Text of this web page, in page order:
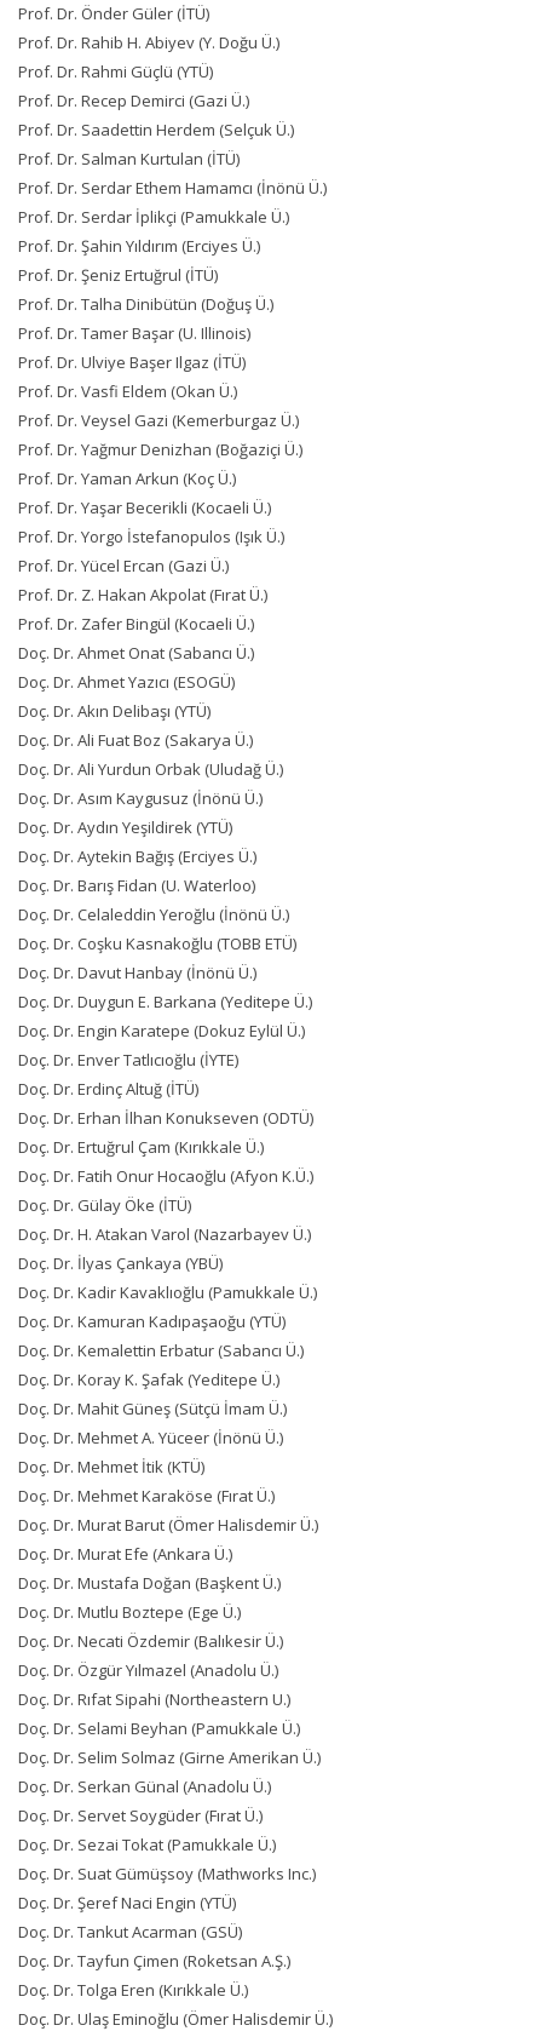
Prof. Dr. Önder Güler (İTÜ)
Prof. Dr. Rahib H. Abiyev (Y. Doğu Ü.)
Prof. Dr. Rahmi Güçlü (YTÜ)
Prof. Dr. Recep Demirci (Gazi Ü.)
Prof. Dr. Saadettin Herdem (Selçuk Ü.)
Prof. Dr. Salman Kurtulan (İTÜ)
Prof. Dr. Serdar Ethem Hamamcı (İnönü Ü.)
Prof. Dr. Serdar İplikçi (Pamukkale Ü.)
Prof. Dr. Şahin Yıldırım (Erciyes Ü.)
Prof. Dr. Şeniz Ertuğrul (İTÜ)
Prof. Dr. Talha Dinibütün (Doğuş Ü.)
Prof. Dr. Tamer Başar (U. Illinois)
Prof. Dr. Ulviye Başer Ilgaz (İTÜ)
Prof. Dr. Vasfi Eldem (Okan Ü.)
Prof. Dr. Veysel Gazi (Kemerburgaz Ü.)
Prof. Dr. Yağmur Denizhan (Boğaziçi Ü.)
Prof. Dr. Yaman Arkun (Koç Ü.)
Prof. Dr. Yaşar Becerikli (Kocaeli Ü.)
Prof. Dr. Yorgo İstefanopulos (Işık Ü.)
Prof. Dr. Yücel Ercan (Gazi Ü.)
Prof. Dr. Z. Hakan Akpolat (Fırat Ü.)
Prof. Dr. Zafer Bingül (Kocaeli Ü.)
Doç. Dr. Ahmet Onat (Sabancı Ü.)
Doç. Dr. Ahmet Yazıcı (ESOGÜ)
Doç. Dr. Akın Delibaşı (YTÜ)
Doç. Dr. Ali Fuat Boz (Sakarya Ü.)
Doç. Dr. Ali Yurdun Orbak (Uludağ Ü.)
Doç. Dr. Asım Kaygusuz (İnönü Ü.)
Doç. Dr. Aydın Yeşildirek (YTÜ)
Doç. Dr. Aytekin Bağış (Erciyes Ü.)
Doç. Dr. Barış Fidan (U. Waterloo)
Doç. Dr. Celaleddin Yeroğlu (İnönü Ü.)
Doç. Dr. Coşku Kasnakoğlu (TOBB ETÜ)
Doç. Dr. Davut Hanbay (İnönü Ü.)
Doç. Dr. Duygun E. Barkana (Yeditepe Ü.)
Doç. Dr. Engin Karatepe (Dokuz Eylül Ü.)
Doç. Dr. Enver Tatlıcıoğlu (İYTE)
Doç. Dr. Erdinç Altuğ (İTÜ)
Doç. Dr. Erhan İlhan Konukseven (ODTÜ)
Doç. Dr. Ertuğrul Çam (Kırıkkale Ü.)
Doç. Dr. Fatih Onur Hocaoğlu (Afyon K.Ü.)
Doç. Dr. Gülay Öke (İTÜ)
Doç. Dr. H. Atakan Varol (Nazarbayev Ü.)
Doç. Dr. İlyas Çankaya (YBÜ)
Doç. Dr. Kadir Kavaklıoğlu (Pamukkale Ü.)
Doç. Dr. Kamuran Kadıpaşaoğu (YTÜ)
Doç. Dr. Kemalettin Erbatur (Sabancı Ü.)
Doç. Dr. Koray K. Şafak (Yeditepe Ü.)
Doç. Dr. Mahit Güneş (Sütçü İmam Ü.)
Doç. Dr. Mehmet A. Yüceer (İnönü Ü.)
Doç. Dr. Mehmet İtik (KTÜ)
Doç. Dr. Mehmet Karaköse (Fırat Ü.)
Doç. Dr. Murat Barut (Ömer Halisdemir Ü.)
Doç. Dr. Murat Efe (Ankara Ü.)
Doç. Dr. Mustafa Doğan (Başkent Ü.)
Doç. Dr. Mutlu Boztepe (Ege Ü.)
Doç. Dr. Necati Özdemir (Balıkesir Ü.)
Doç. Dr. Özgür Yılmazel (Anadolu Ü.)
Doç. Dr. Rıfat Sipahi (Northeastern U.)
Doç. Dr. Selami Beyhan (Pamukkale Ü.)
Doç. Dr. Selim Solmaz (Girne Amerikan Ü.)
Doç. Dr. Serkan Günal (Anadolu Ü.)
Doç. Dr. Servet Soygüder (Fırat Ü.)
Doç. Dr. Sezai Tokat (Pamukkale Ü.)
Doç. Dr. Suat Gümüşsoy (Mathworks Inc.)
Doç. Dr. Şeref Naci Engin (YTÜ)
Doç. Dr. Tankut Acarman (GSÜ)
Doç. Dr. Tayfun Çimen (Roketsan A.Ş.)
Doç. Dr. Tolga Eren (Kırıkkale Ü.)
Doç. Dr. Ulaş Eminoğlu (Ömer Halisdemir Ü.)